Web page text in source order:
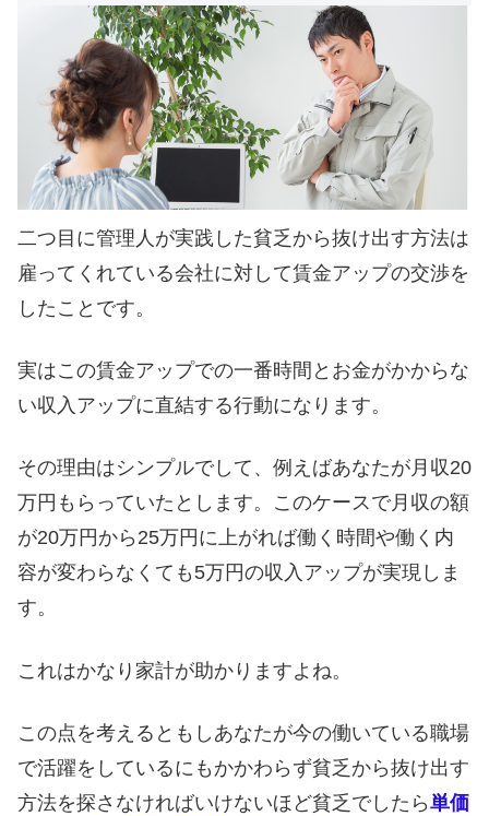
二つ目に管理人が実践した貧乏から抜け出す方法は
雇ってくれている会社に対して賃金アップの交渉を
したことです。
実はこの賃金アップでの一番時間とお金がかからな
い収入アップに直結する行動になります。
その理由はシンプルでして、例えばあなたが月収20
万円もらっていたとします。このケースで月収の額
が20万円から25万円に上がれば働く時間や働く内
容が変わらなくても5万円の収入アップが実現しま
す。
これはかなり家計が助かりますよね。
この点を考えるともしあなたが今の働いている職場
で活躍をしているにもかかわらず貧乏から抜け出す
方法を探さなければいけないほど貧乏でしたら単価